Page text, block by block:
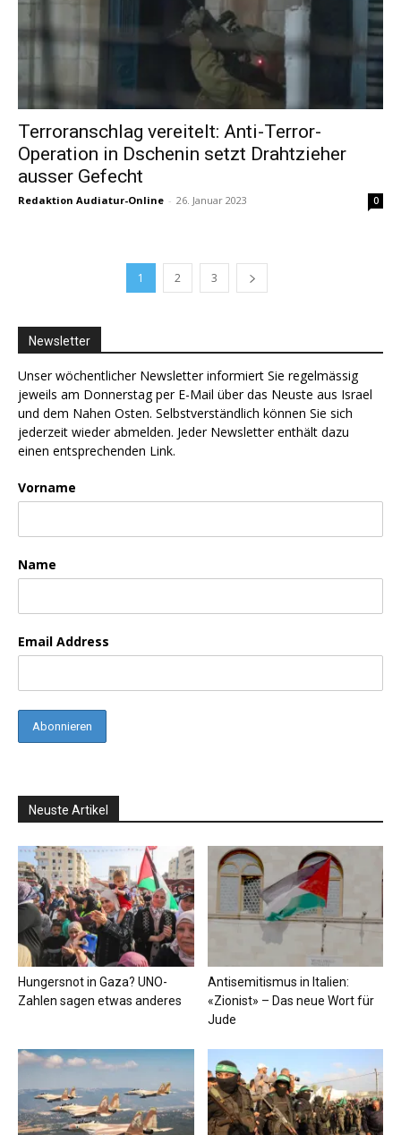
Terroranschlag vereitelt: Anti-Terror-
Operation in Dschenin setzt Drahtzieher
ausser Gefecht
Redaktion Audiatur-Online - 26. Januar 2023 0
1 2 3
Newsletter
Unser wöchentlicher Newsletter informiert Sie regelmässig
jeweils am Donnerstag per E-Mail über das Neuste aus Israel
und dem Nahen Osten. Selbstverständlich können Sie sich
jederzeit wieder abmelden. Jeder Newsletter enthält dazu
einen entsprechenden Link.
Vorname
Name
Email Address
Neuste Artikel
Hungersnot in Gaza? UNO-
Zahlen sagen etwas anderes
Antisemitismus in Italien:
«Zionist» – Das neue Wort für
Jude